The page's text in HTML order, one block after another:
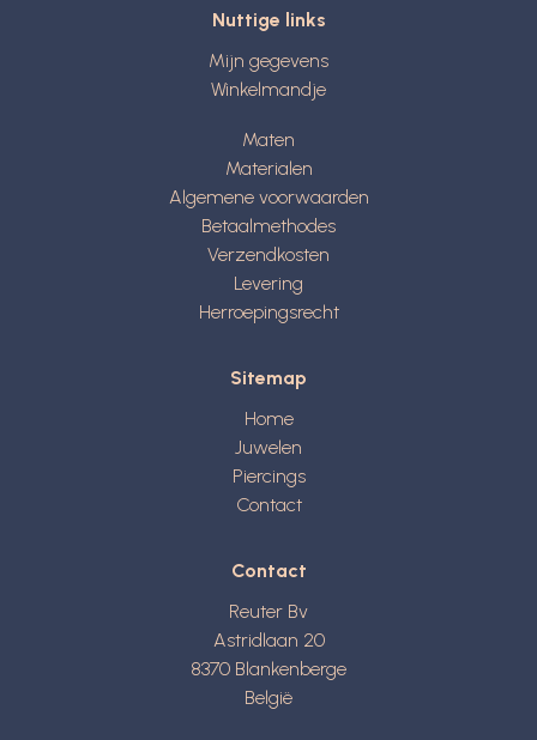
Nuttige links
Mijn gegevens
Winkelmandje
Maten
Materialen
Algemene voorwaarden
Betaalmethodes
Verzendkosten
Levering
Herroepingsrecht
Sitemap
Home
Juwelen
Piercings
Contact
Contact
Reuter Bv
Astridlaan 20
8370 Blankenberge
België